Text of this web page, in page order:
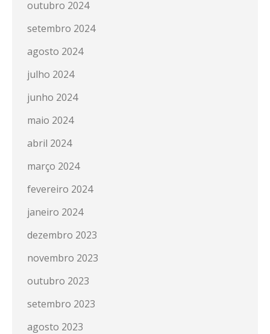
outubro 2024
setembro 2024
agosto 2024
julho 2024
junho 2024
maio 2024
abril 2024
março 2024
fevereiro 2024
janeiro 2024
dezembro 2023
novembro 2023
outubro 2023
setembro 2023
agosto 2023